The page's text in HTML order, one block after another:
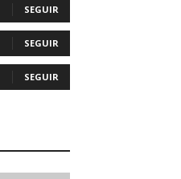
SEGUIR
SEGUIR
SEGUIR